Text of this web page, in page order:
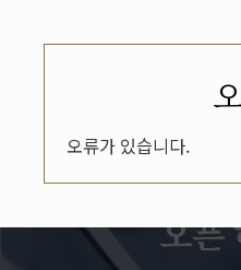
컬리너리 매
오픈
오류가 있습니다.